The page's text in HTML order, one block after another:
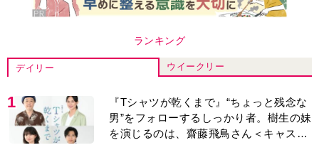
ランキング
デイリー ウイークリー
1
『Tシャツが乾くまで』“ちょっと残念な
男”をフォローするしっかり者。樹生の妹
を演じるのは、齋藤飛鳥さん＜キャスト